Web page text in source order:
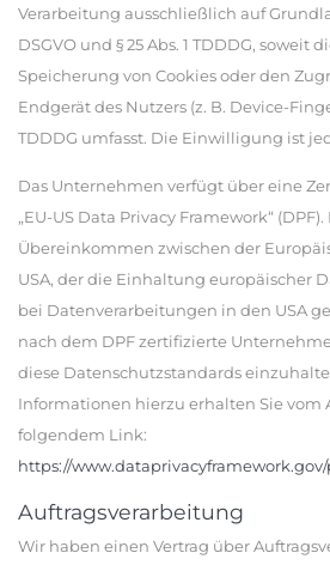
Verarbeitung ausschließlich auf
DSGVO und § 25 Abs. 1 TDDDG,
Speicherung von Cookies oder den
Endgerät des Nutzers (z. B. Device-
TDDDG umfasst. Die Einwilligung ist
Das Unternehmen verfügt über eine
„EU-US Data Privacy Framework“
Übereinkommen zwischen der
USA, der die Einhaltung europäischer
bei Datenverarbeitungen in den USA
nach dem DPF zertifizierte
diese Datenschutzstandards
Informationen hierzu erhalten Sie vom
folgendem Link:
https://
Auftragsverarbeitung
Wir haben einen Vertrag über